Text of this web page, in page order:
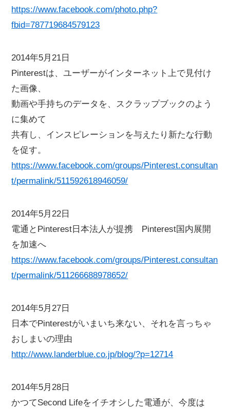
https://www.facebook.com/photo.php?
fbid=787719684579123
2014年5月21日
Pinterestは、ユーザーがインターネット上で見付け
た画像、
動画や手持ちのデータを、スクラップブックのよう
に集めて
共有し、インスピレーションを与えたり新たな行動
を促す。
https://www.facebook.com/groups/Pinterest.consultan
t/permalink/511592618946059/
2014年5月22日
電通とPinterest日本法人が提携 Pinterest国内展開
を加速へ
https://www.facebook.com/groups/Pinterest.consultan
t/permalink/511266688978652/
2014年5月27日
日本でPinterestがいまいち来ない、それを言っちゃ
おしまいの理由
http://www.landerblue.co.jp/blog/?p=12714
2014年5月28日
かつてSecond Lifeをイチオシした電通が、今度は